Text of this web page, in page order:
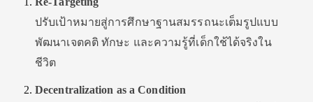
ปรับเป้าหมายสู่การศึกษาฐานสมรรถนะเต็มรูปแบบ
พัฒนาเจตคติ ทักษะ และความรู้ที่เด็กใช้ได้จริงใน
ชีวิต
Decentralization as a Condition